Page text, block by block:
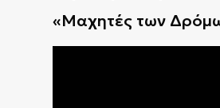
«Μαχητές των